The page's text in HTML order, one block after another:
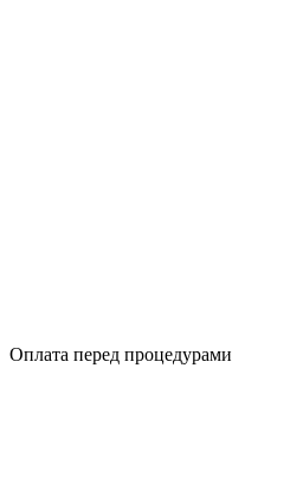
Оплата перед процедурами